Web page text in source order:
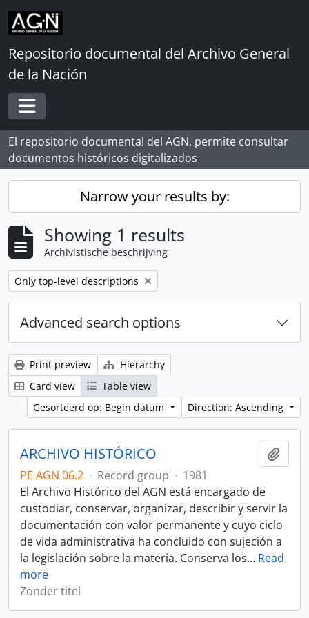
Skip to main content
Repositorio documental del Archivo General
de la Nación
Toggle navigation
El repositorio documental del AGN, permite consultar
documentos históricos digitalizados
Narrow your results by:
Showing 1 results
Archivistische beschrijving
Remove filter:
Only top-level descriptions
Advanced search options
Print preview
Hierarchy
Card view
Table view
Gesorteerd op: Begin datum
Direction: Ascending
ARCHIVO HISTÓRICO
PE AGN 06.2 · Record group · 1981
El Archivo Histórico del AGN está encargado de
custodiar, conservar, organizar, describir y servir la
documentación con valor permanente y cuyo ciclo
de vida administrativa ha concluido con sujeción a
la legislación sobre la materia. Conserva los… Read
more
Zonder titel